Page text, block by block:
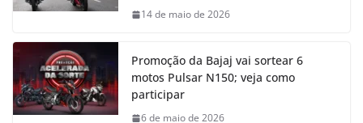
14 de maio de 2026
Promoção da Bajaj vai sortear 6
motos Pulsar N150; veja como
participar
6 de maio de 2026